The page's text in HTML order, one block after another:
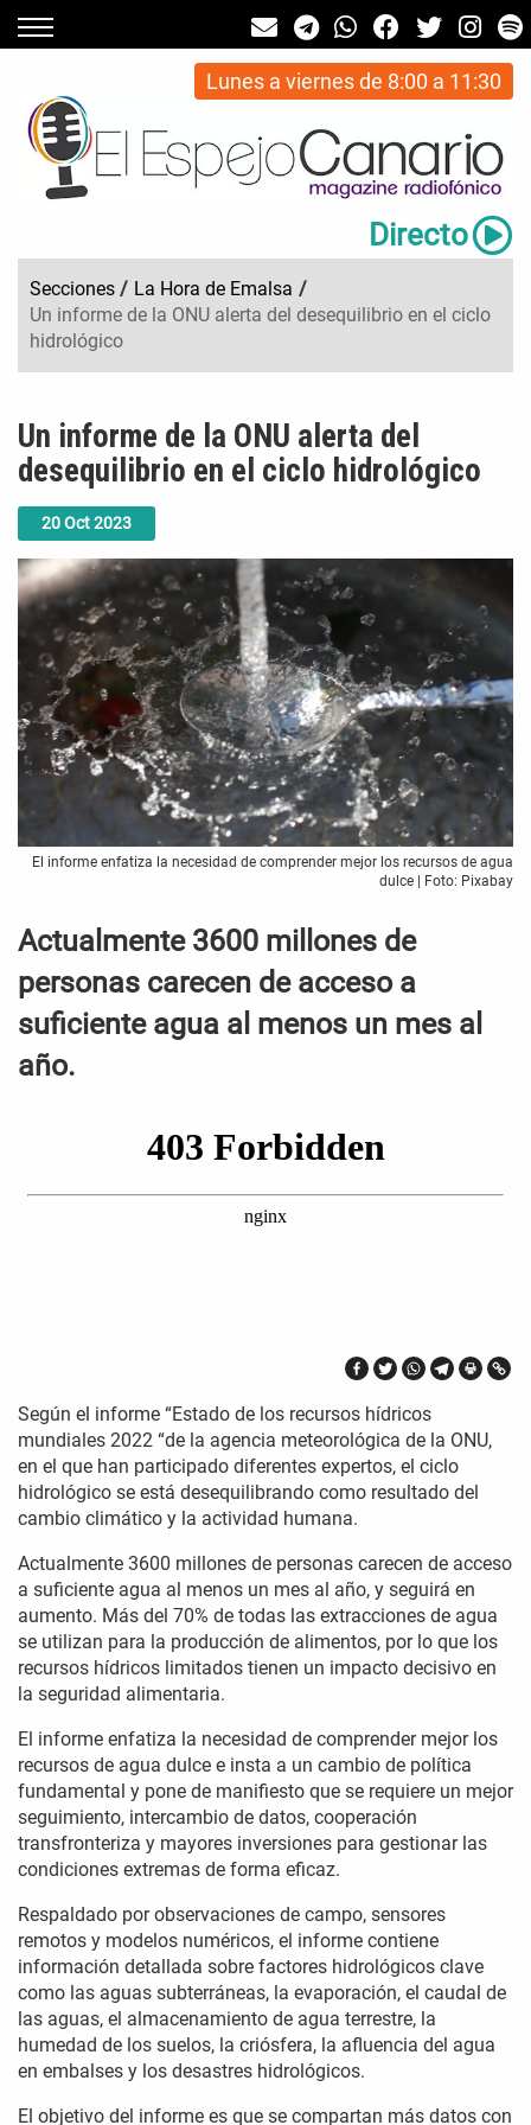
Lunes a viernes de 8:00 a 11:30
Directo
Secciones / La Hora de Emalsa /
Un informe de la ONU alerta del desequilibrio en el ciclo
hidrológico
20Oct2023
Un informe de la ONU alerta del
desequilibrio en el ciclo hidrológico
El informe enfatiza la necesidad de comprender mejor los recursos de agua
dulce | Foto: Pixabay
Actualmente 3600 millones de
personas carecen de acceso a
suficiente agua al menos un mes al
año.
Según el informe “Estado de los recursos hídricos
mundiales 2022 “de la agencia meteorológica de la ONU,
en el que han participado diferentes expertos, el ciclo
hidrológico se está desequilibrando como resultado del
cambio climático y la actividad humana.
Actualmente 3600 millones de personas carecen de acceso
a suficiente agua al menos un mes al año, y seguirá en
aumento. Más del 70% de todas las extracciones de agua
se utilizan para la producción de alimentos, por lo que los
recursos hídricos limitados tienen un impacto decisivo en
la seguridad alimentaria.
El informe enfatiza la necesidad de comprender mejor los
recursos de agua dulce e insta a un cambio de política
fundamental y pone de manifiesto que se requiere un mejor
seguimiento, intercambio de datos, cooperación
transfronteriza y mayores inversiones para gestionar las
condiciones extremas de forma eficaz.
Respaldado por observaciones de campo, sensores
remotos y modelos numéricos, el informe contiene
información detallada sobre factores hidrológicos clave
como las aguas subterráneas, la evaporación, el caudal de
las aguas, el almacenamiento de agua terrestre, la
humedad de los suelos, la criósfera, la afluencia del agua
en embalses y los desastres hidrológicos.
El objetivo del informe es que se compartan más datos con